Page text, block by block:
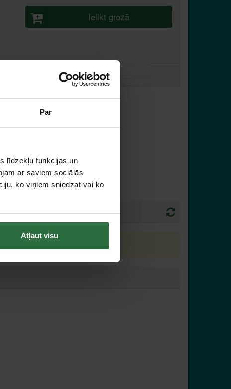
Par
līdzekļu funkcijas un
ar saviem sociālās
ko viņiem sniedzat vai ko
Atļaut visu
Ielikt grozā